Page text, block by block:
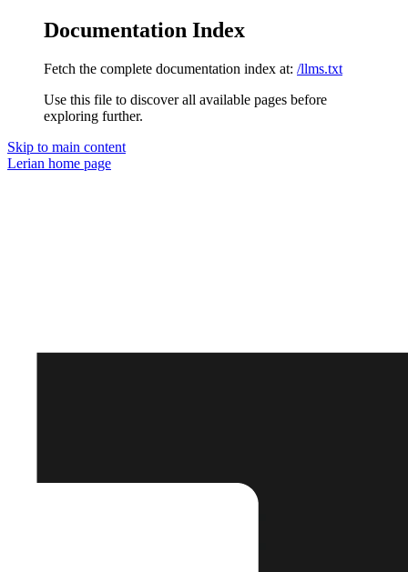
Documentation Index
Fetch the complete documentation index at: /llms.txt
Use this file to discover all available pages before
exploring further.
Skip to main content
Lerian home page